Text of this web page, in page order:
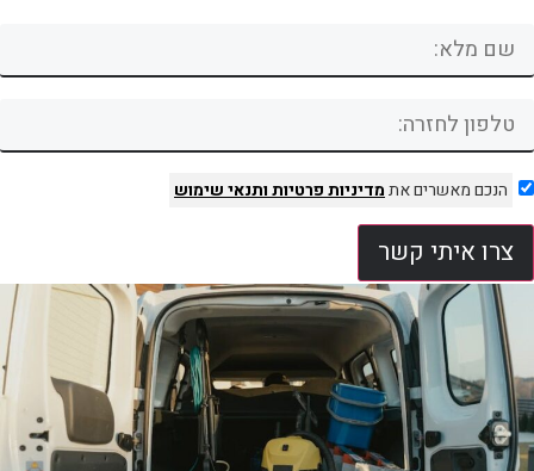
הנכם מאשרים אתמדיניות פרטיותותנאי שימוש
צרו איתי קשר